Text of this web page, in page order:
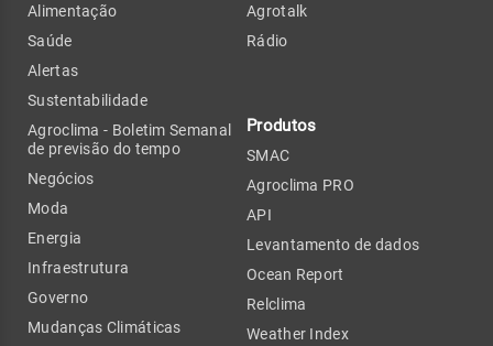
Alimentação
Saúde
Alertas
Sustentabilidade
Agroclima - Boletim Semanal
de previsão do tempo
Negócios
Moda
Energia
Infraestrutura
Governo
Mudanças Climáticas
Agrotalk
Rádio
Produtos
SMAC
Agroclima PRO
API
Levantamento de dados
Ocean Report
Relclima
Weather Index